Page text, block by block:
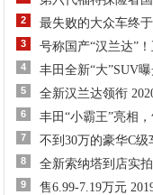
2 最失败的大众车终
3 号称国产“汉兰达”
4 丰田全新“大”SUV
5 全新汉兰达领衔
6 丰田“小霸王”亮相
7 不到30万的豪华C
8 全新索纳塔到店实
9 售6.99-7.19万元